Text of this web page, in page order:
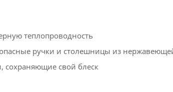
теплопроводность
ручки и столешницы из
сохраняющие свой блеск